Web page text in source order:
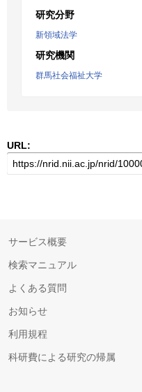
研究分野
新領域法学
研究機関
群馬社会福祉大学
URL:
サービス概要
検索マニュアル
よくある質問
お知らせ
利用規程
科研費による研究の帰属